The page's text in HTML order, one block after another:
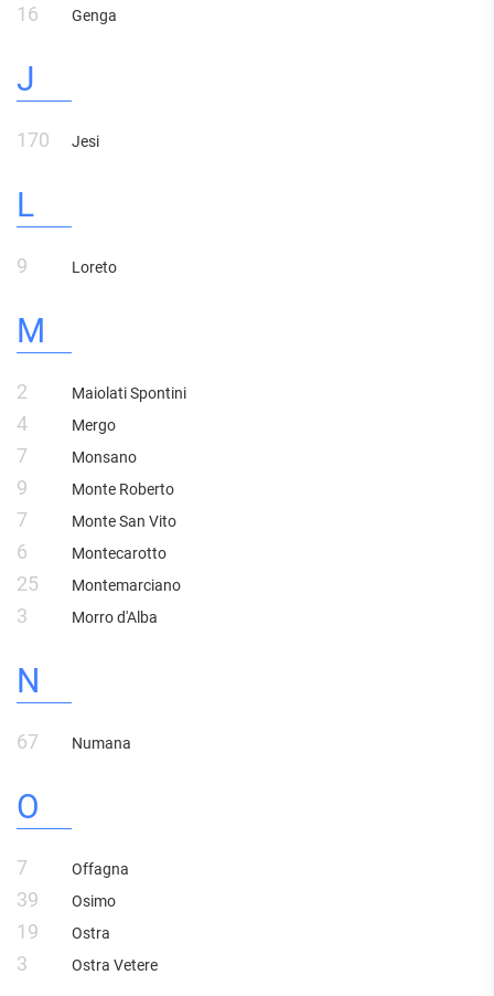
16 Genga
J
170 Jesi
L
9 Loreto
M
2 Maiolati Spontini
4 Mergo
7 Monsano
9 Monte Roberto
7 Monte San Vito
6 Montecarotto
25 Montemarciano
3 Morro d'Alba
N
67 Numana
O
7 Offagna
39 Osimo
19 Ostra
3 Ostra Vetere